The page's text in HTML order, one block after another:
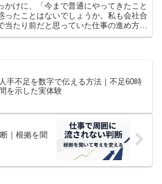
かけに、「今まで普通にやってきたこと
ったことはないでしょうか。私も会社合
当たり前だと思っていた仕事の進め方
用しないことに驚きました。特に...
人手不足を数字で伝える方法｜不足60時
間を示した実体験
｜根拠を聞